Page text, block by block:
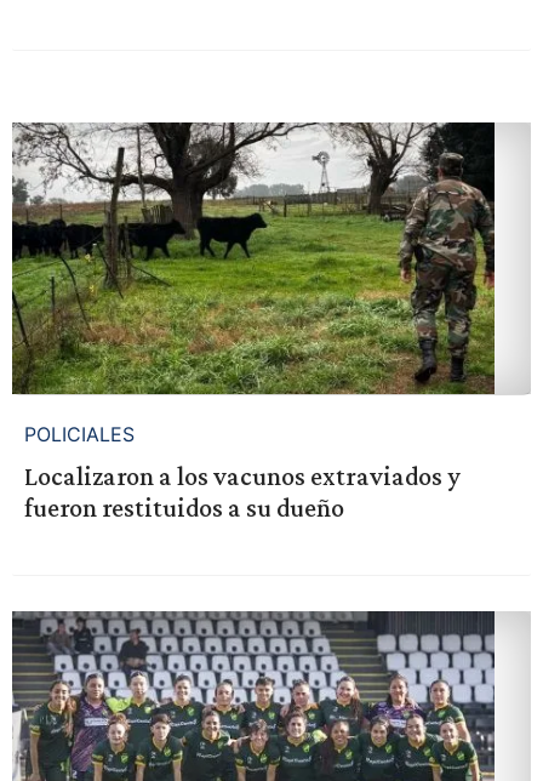
POLICIALES
Localizaron a los vacunos extraviados y
fueron restituidos a su dueño